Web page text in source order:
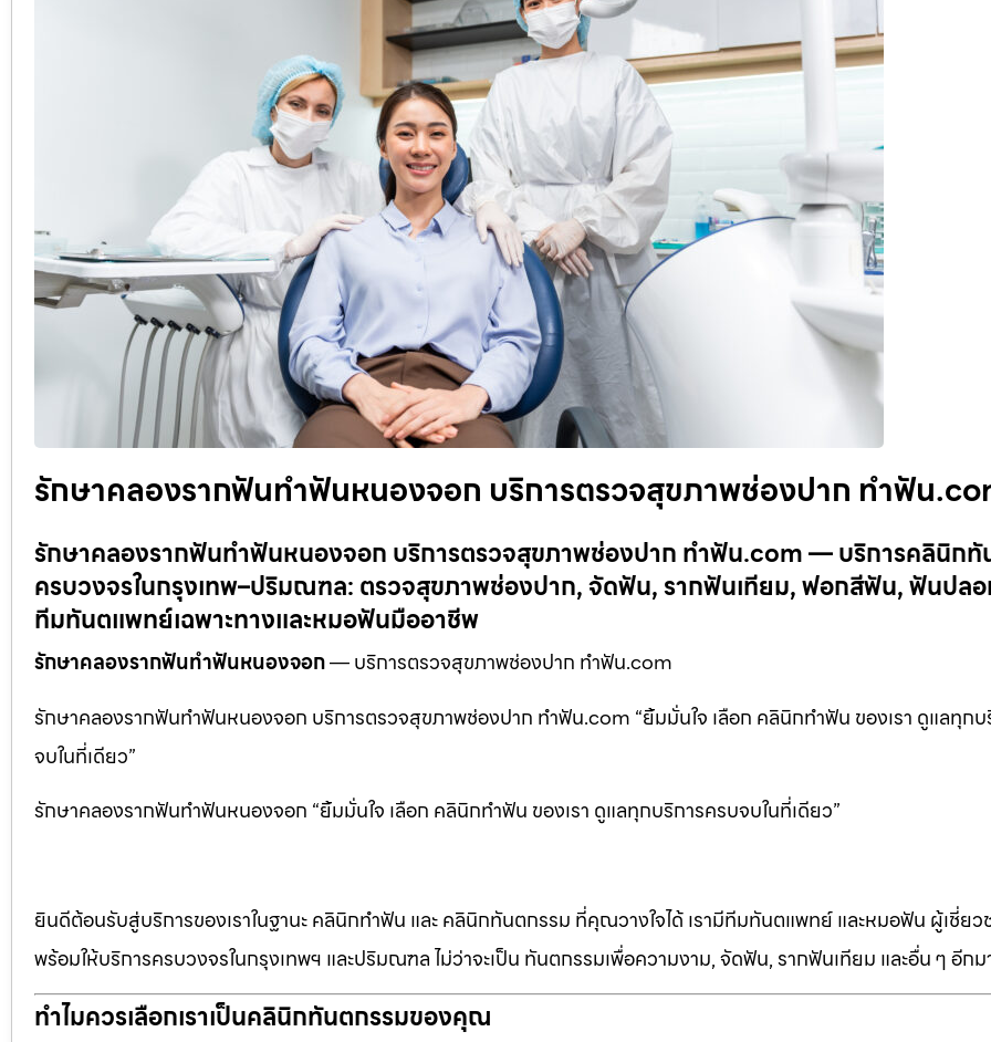
รักษาคลองรากฟันทำฟันหนองจอก บริการตรวจสุขภาพช่องปาก ทำฟัน
รักษาคลองรากฟันทำฟันหนองจอก บริการตรวจสุขภาพช่องปาก ทำฟัน.com — บริการคลินิกทั
ครบวงจรในกรุงเทพ–ปริมณฑล: ตรวจสุขภาพช่องปาก, จัดฟัน, รากฟันเทียม, ฟอกสีฟัน, ฟันปล
ทีมทันตแพทย์เฉพาะทางและหมอฟันมืออาชีพ
รักษาคลองรากฟันทำฟันหนองจอก— บริการตรวจสุขภาพช่องปาก ทำฟัน.com
รักษาคลองรากฟันทำฟันหนองจอก บริการตรวจสุขภาพช่องปาก ทำฟัน.com “ยิ้มมั่นใจ เลือก คลินิกทำฟัน ของเรา ดูแลทุก
จบในที่เดียว”
รักษาคลองรากฟันทำฟันหนองจอก “ยิ้มมั่นใจ เลือก คลินิกทำฟัน ของเรา ดูแลทุกบริการครบจบในที่เดียว”
ยินดีต้อนรับสู่บริการของเราในฐานะ คลินิกทำฟัน และ คลินิกทันตกรรม ที่คุณวางใจได้ เรามีทีมทันตแพทย์ และหมอฟัน ผู้เชี่ย
พร้อมให้บริการครบวงจรในกรุงเทพฯ และปริมณฑล ไม่ว่าจะเป็น ทันตกรรมเพื่อความงาม, จัดฟัน, รากฟันเทียม และอื่น ๆ อีก
ทำไมควรเลือกเราเป็นคลินิกทันตกรรมของคุณ